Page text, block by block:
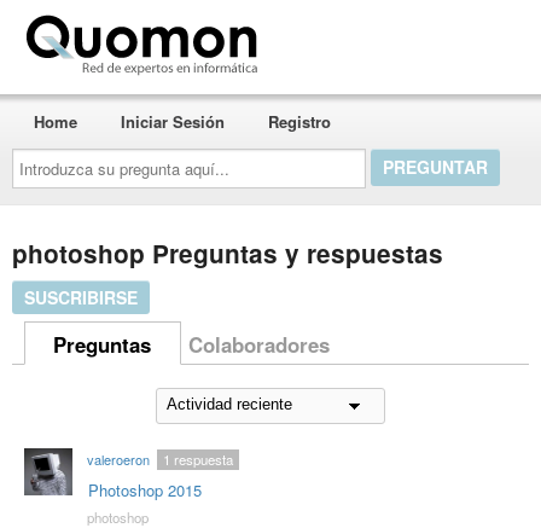
Introduzca
su
pregunta
aquí...
Home Iniciar Sesión Registro
photoshop Preguntas y respuestas
SUSCRIBIRSE
Preguntas Colaboradores
valeroeron
Photoshop 2015
1 respuesta
photoshop